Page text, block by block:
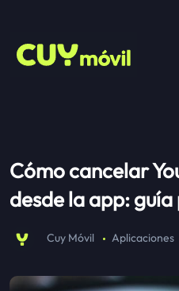
Cómo cancelar
desde la app:
Cuy Móvil Aplicaciones